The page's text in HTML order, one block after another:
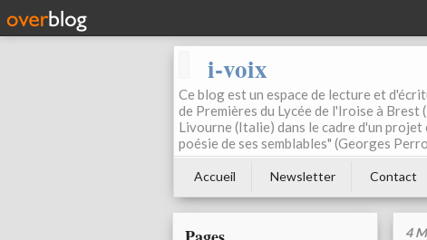
i-voix
Ce blog est un espace de lecture et
de Premières du Lycée de l'Iroise à
Livourne (Italie) dans le cadre d'un
poésie de ses semblables" (Georges
Accueil Newsletter Contact
4